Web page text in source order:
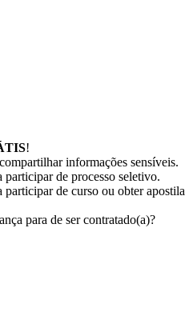
!
informações sensíveis.
participar de processo seletivo.
participar de curso ou obter apostila
para de ser contratado(a)?